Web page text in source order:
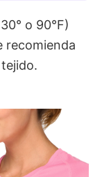
o 90°F)
recomienda